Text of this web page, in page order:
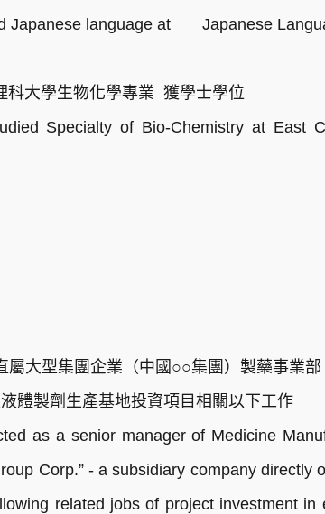
language at Japanese
大學生物化學專業 獲學士學位
Specialty of Bio-Chemistry at East
大型集團企業（中國○○集團）製藥事業
體製劑生產基地投資項目相關以下工作
as a senior manager of Medicine
Corp.” - a subsidiary company
related jobs of project investment